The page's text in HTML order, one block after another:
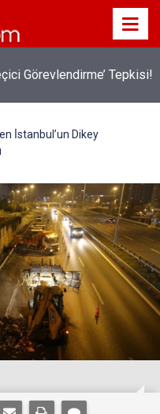
Hafife Almayın!
İ̇stanbul’un Dikey